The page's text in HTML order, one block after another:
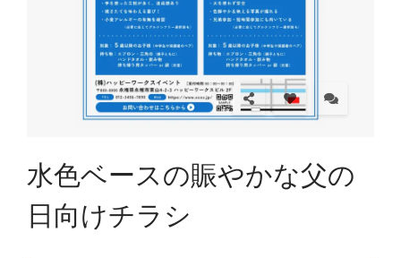
水色ベースの賑やかな父の
日向けチラシ